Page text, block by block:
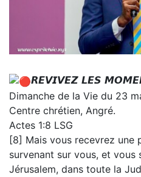
𝙍𝙀𝙑𝙄𝙑𝙀𝙕 𝙇𝙀𝙎
Dimanche de la Vie du 23
Centre chrétien, Angré.
Actes 1:8 LSG
[8] Mais vous recevrez une
survenant sur vous, et vous
Jérusalem, dans toute la